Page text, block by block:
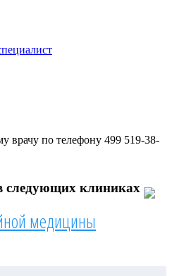
врачу по телефону 499 519-38-
следующих клиниках
медицины